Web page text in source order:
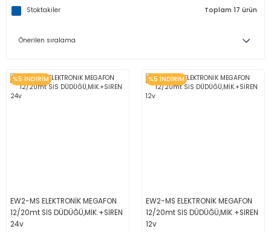
Stoktakiler Toplam 17 ürün
%5 İNDİRİM
EW2-MS ELEKTRONİK MEGAFON
12/20mt SİS DÜDÜĞÜ,MİK.+SİREN
24v
%5 İNDİRİM
EW2-MS ELEKTRONİK MEGAFON
12/20mt SİS DÜDÜĞÜ,MİK.+SİREN
12v